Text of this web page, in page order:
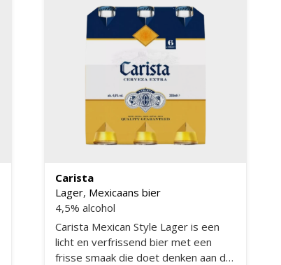
Carista
Lager, Mexicaans bier
4,5% alcohol
Carista Mexican Style Lager is een
licht en verfrissend bier met een
frisse smaak die doet denken aan de